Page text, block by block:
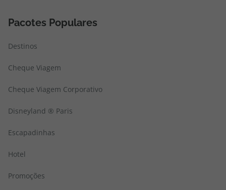
Pacotes Populares
Destinos
Cheque Viagem
Cheque Viagem Corporativo
Disneyland ® Paris
Escapadinhas
Hotel
Promoções